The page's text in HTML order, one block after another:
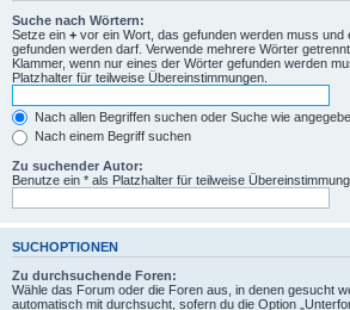
Suche nach Wörtern:
Setze ein + vor ein Wort, das gefunden werden muss und
gefunden werden darf. Verwende mehrere Wörter
Klammer, wenn nur eines der Wörter gefunden werden
Platzhalter für teilweise Übereinstimmungen.
Nach allen Begriffen suchen oder Suche wie
Nach einem Begriff suchen
Zu suchender Autor:
Benutze ein * als Platzhalter für teilweise
SUCHOPTIONEN
Zu durchsuchende Foren:
Wähle das Forum oder die Foren aus, in denen gesucht
automatisch mit durchsucht, sofern du die Option